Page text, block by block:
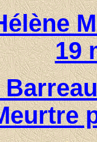
19